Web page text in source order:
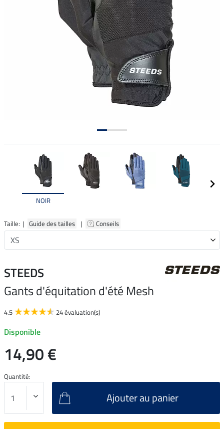
NOIR
Taille: | Guide des tailles | Conseils
STEEDS
Gants d'équitation d'été Mesh
4.5 24 évaluation(s)
Disponible
14,90 €
Quantité:
Ajouter au panier